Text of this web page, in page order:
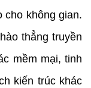
cho không gian.
thẳng truyền
mềm mại, tinh
kiến trúc khác